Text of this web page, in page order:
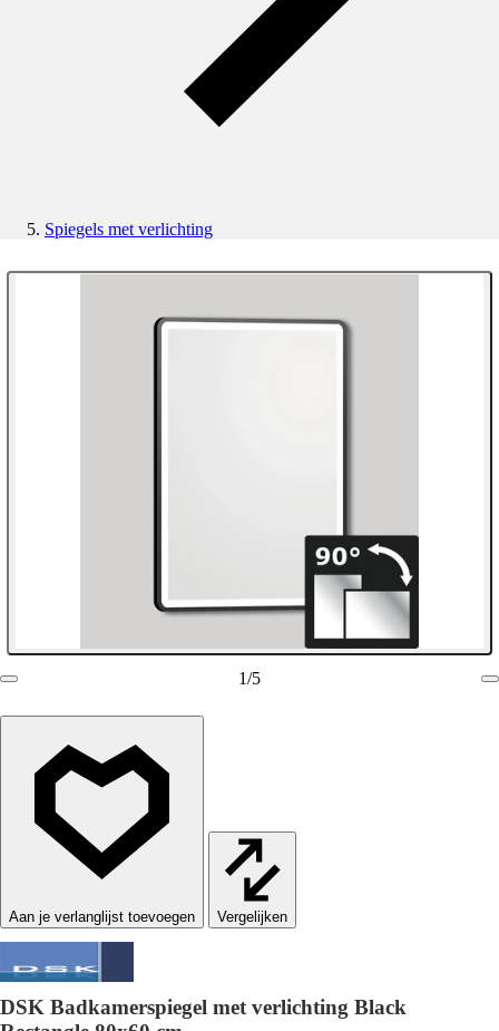
Spiegels met verlichting
1/5
Vergelijken
DSK Badkamerspiegel met verlichting Black